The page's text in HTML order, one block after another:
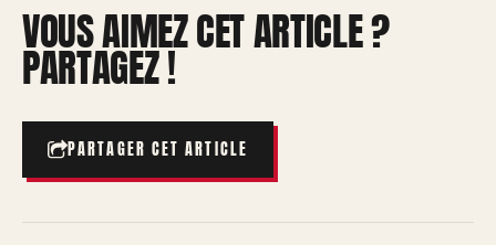
VOUS AIMEZ CET ARTICLE ?
PARTAGEZ !
PARTAGER CET ARTICLE